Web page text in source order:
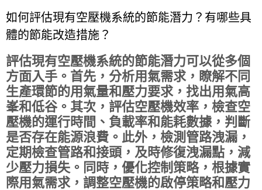
如何評估現有空壓機系統的節能潛力？有哪些具
體的節能改造措施？
評估現有空壓機系統的節能潛力可以從多個
方面入手。首先，分析用氣需求，瞭解不同
生產環節的用氣量和壓力要求，找出用氣高
峯和低谷。其次，評估空壓機效率，檢查空
壓機的運行時間、負載率和能耗數據，判斷
是否存在能源浪費。此外，檢測管路洩漏，
定期檢查管路和接頭，及時修復洩漏點，減
少壓力損失。同時，優化控制策略，根據實
際用氣需求，調整空壓機的啟停策略和壓力